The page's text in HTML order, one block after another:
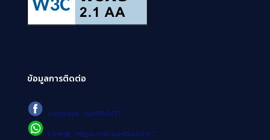
ข้อมูลการติดต่อ
Fanpage : AritRMUTT
Line@ : https://lin.ee/tXe209C